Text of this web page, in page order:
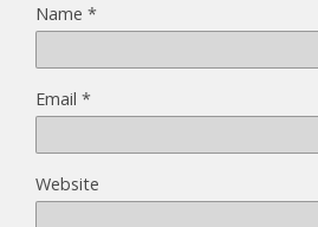
Name *
Email *
Website